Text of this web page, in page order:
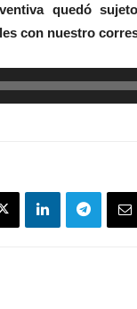
quedó
con nuestro